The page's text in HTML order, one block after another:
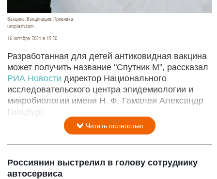
Вакцина. Вакцинация. Прививка.
unsplash.com
16 октября 2021 в 15:50
Разработанная для детей антиковидная вакцина
может получить название "Спутник М", рассказал
РИА Новости директор Национального
исследовательского центра эпидемиологии и
микробиологии имени Н. Ф. Гамалеи Александр
Гинцбург.
Читать полностью
Россиянин выстрелил в голову сотруднику
автосервиса